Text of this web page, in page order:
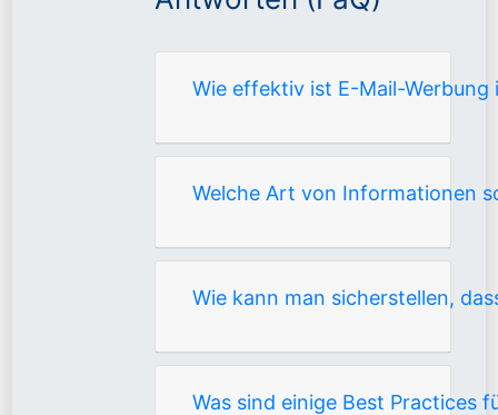
Wie effektiv ist E-Mail-
Welche Art von Informationen
Wie kann man sicherstellen,
Was sind einige Best Practices